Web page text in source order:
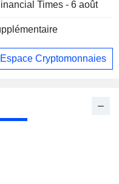
Times - 6 août
Espace Cryptomonnaies